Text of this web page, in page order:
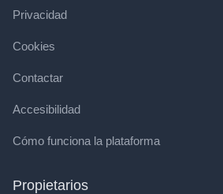
Privacidad
Cookies
Contactar
Accesibilidad
Cómo funciona la plataforma
Propietarios